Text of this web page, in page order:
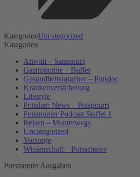
KategorienUncategorized
Kategorien
Anwalt – Sanssouci
Gastronomie – Buffet
Gesundheitsratgeber – Potsdoc
Krankenversicherung
Lifestyle
Potsdam News – Potspourri
Potsmunter Podcast Staffel 1
Reisen – Munterwegs
Uncategorized
Vorsorge
Wissenschaft – Potsscience
Potsmunter Ausgaben